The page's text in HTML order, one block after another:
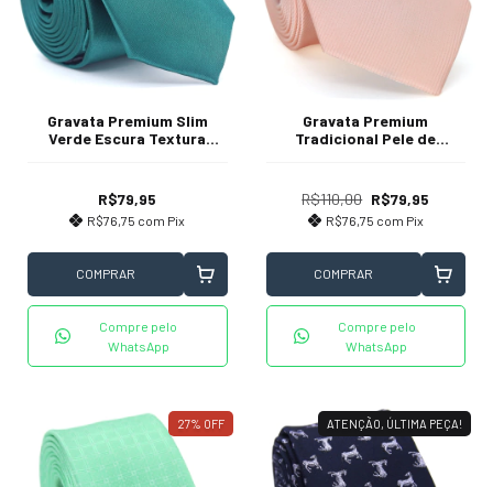
Gravata Premium Slim
Verde Escura Textura
R$79,95
R$76,75 com Pix
COMPRAR
Compre pelo
WhatsApp
Gravata Premium
Tradicional Pele de
R$110,00 R$79,95
R$76,75 com Pix
COMPRAR
Compre pelo
WhatsApp
27% OFF ATENÇÃO, ÚLTIMA PEÇA!